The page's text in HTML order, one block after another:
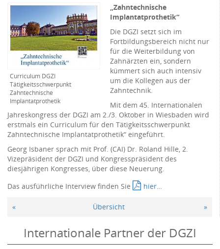
Curriculum DGZI
Tätigkeitsschwerpunkt
Zahntechnische
Implantatprothetik
„Zahntechnische
Implantatprothetik“
Die DGZI setzt sich im
Fortbildungsbereich nicht nur
für die Weiterbildung von
Zahnärzten ein, sondern
kümmert sich auch intensiv
um die Kollegen aus der
Zahntechnik.
Mit dem 45. Internationalen
Jahreskongress der DGZI am 2./3. Oktober in Wiesbaden wird
erstmals ein Curriculum für den Tätigkeitsschwerpunkt
Zahntechnische Implantatprothetik“ eingeführt.
Georg Isbaner sprach mit Prof. (CAI) Dr. Roland Hille, 2.
Vizepräsident der DGZI und Kongresspräsident des
diesjährigen Kongresses, über diese Neuerung.
Das ausführliche Interview finden Sie
hier…
»
Übersicht
«
Internationale Partner der DGZI